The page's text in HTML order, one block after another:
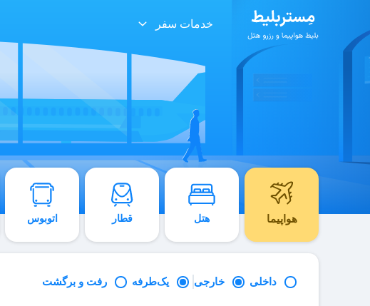
خدمات سفر
هواپیما هتل قطار اتوبوس
داخلی خارجی یک‌طرفه رفت و برگشت